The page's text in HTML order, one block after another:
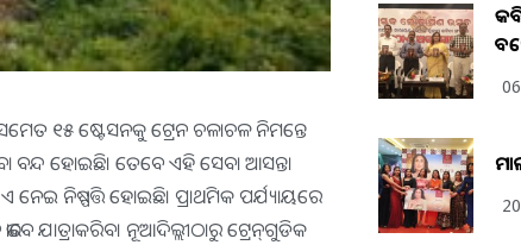
ସମେତ ୧୫ ଷ୍ଟେସନକୁ ଟ୍ରେନ ଚଳାଚଳ ନିମନ୍ତେ
ବନ୍ଦ ହୋଇଛି। ତେବେ ଏହି ସେବା ଆସନ୍ତା
ନେଇ ନିଷ୍ପତ୍ତି ହୋଇଛି। ପ୍ରାଥମିକ ପର୍ଯ୍ୟାୟରେ
ଯାତ୍ରାକରିବ। ନୂଆଦିଲ୍ଲୀଠାରୁ ଟ୍ରେନ୍‌ଗୁଡିକ